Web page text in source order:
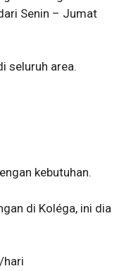
Senin – Jumat
seluruh area.
kebutuhan.
di Koléga, ini dia
hari